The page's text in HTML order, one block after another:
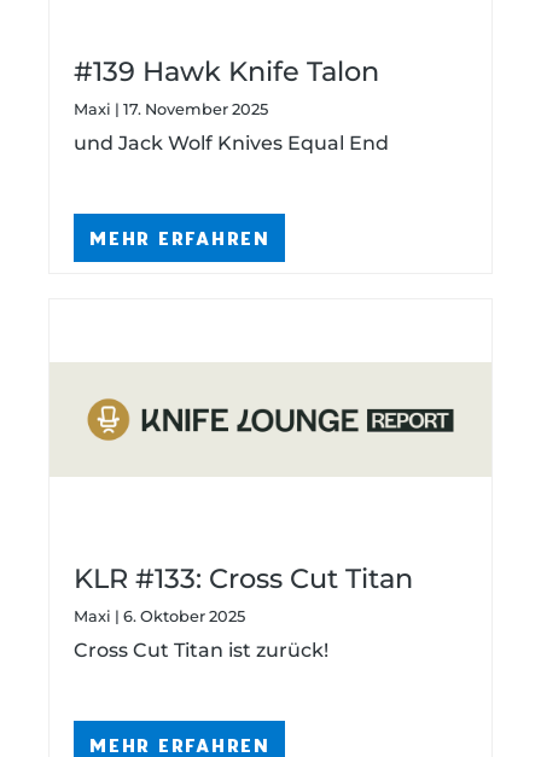
#139 Hawk Knife Talon
Maxi | 17. November 2025
und Jack Wolf Knives Equal End
MEHR ERFAHREN
KLR #133: Cross Cut Titan
Griffschalen für Spyderco UK
PenKnife
Maxi | 6. Oktober 2025
Cross Cut Titan ist zurück!
MEHR ERFAHREN